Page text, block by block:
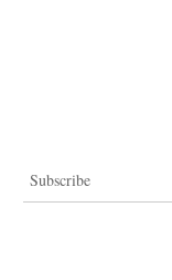
Subscribe